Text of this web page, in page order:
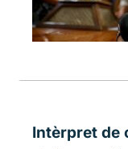
Intèrpret de